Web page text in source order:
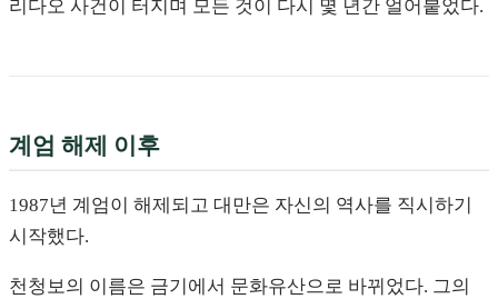
리다오 사건이 터지며 모든 것이 다시 몇 년간 얼어붙었다.
계엄 해제 이후
1987년 계엄이 해제되고 대만은 자신의 역사를 직시하기
시작했다.
천청보의 이름은 금기에서 문화유산으로 바뀌었다. 그의